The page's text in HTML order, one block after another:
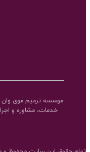
خدمات، مشاوره و